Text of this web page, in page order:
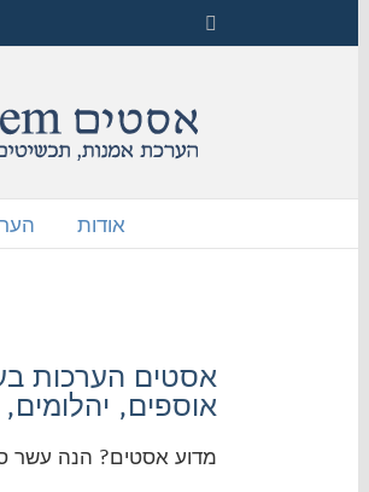
אודות
אסטים הערכות
אוספים,
מדוע אסטים? הנה עשר